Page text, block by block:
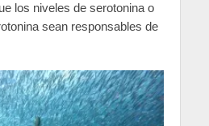
los niveles de serotonina o
sean responsables de